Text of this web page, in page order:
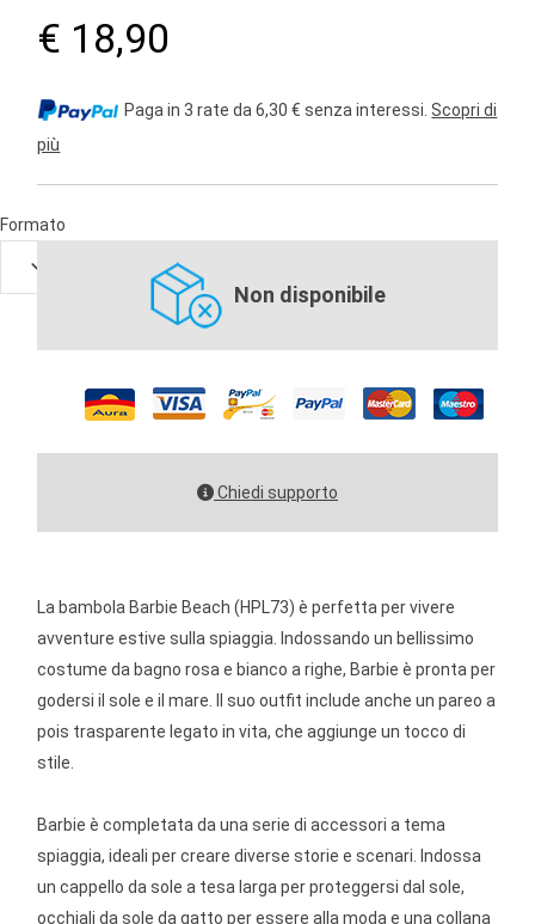
€ 18,90
Paga in 3 rate da 6,30 € senza interessi.Scopri di
più
Formato
Non disponibile
Chiedi supporto
La bambola Barbie Beach (HPL73) è perfetta per vivere
avventure estive sulla spiaggia. Indossando un bellissimo
costume da bagno rosa e bianco a righe, Barbie è pronta per
godersi il sole e il mare. Il suo outfit include anche un pareo a
pois trasparente legato in vita, che aggiunge un tocco di
stile.
Barbie è completata da una serie di accessori a tema
spiaggia, ideali per creare diverse storie e scenari. Indossa
un cappello da sole a tesa larga per proteggersi dal sole,
occhiali da sole da gatto per essere alla moda e una collana